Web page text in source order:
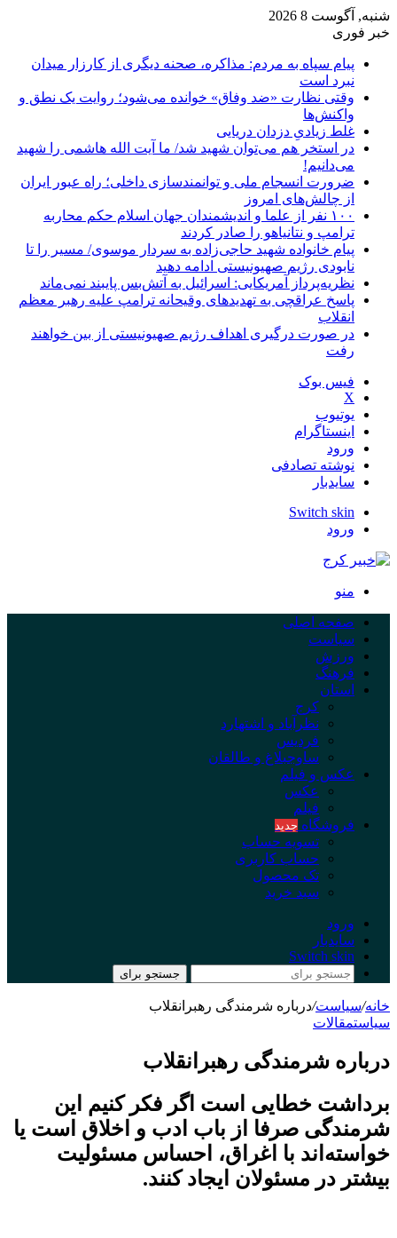
شنبه, آگوست 8 2026
خبر فوری
پیام سپاه به مردم: مذاکره، صحنه دیگری از کارزار میدان
نبرد است
وقتی نظارت «ضد وفاق» خوانده می‌شود؛ روایت یک نطق و
واکنش‌ها
غلط زیادیِ دزدان دریایی
در استخر هم می‌توان شهید شد/ ما آیت الله هاشمی را شهید
می‌دانیم!
ضرورت انسجام ملی و توانمندسازی داخلی؛ راه عبور ایران
از چالش‌های امروز
۱۰۰ نفر از علما و اندیشمندان جهان اسلام حکم محاربه
ترامپ و نتانیاهو را صادر کردند
پیام خانواده شهید حاجی‌زاده به سردار موسوی/ مسیر را تا
نابودی رژیم صهیونیستی ادامه دهید
نظریه‌پرداز آمریکایی: اسرائیل به آتش‌بس پایبند نمی‌ماند
پاسخ عراقچی به تهدیدهای وقیحانه ترامپ علیه رهبر معظم
انقلاب
در صورت درگیری اهداف رژیم صهیونیستی از بین خواهند
رفت
فیس بوک
X
یوتیوب
اینستاگرام
ورود
نوشته تصادفی
سایدبار
Switch skin
ورود
منو
صفحه اصلی
سیاست
ورزش
فرهنگ
استان
کرج
نظرآباد و اشتهارد
فردیس
ساوجبلاغ و طالقان
عکس و فیلم
عکس
فیلم
فروشگاه جدید
تسویه حساب
حساب کاربری
تک محصول
سبد خرید
ورود
سایدبار
Switch skin
جستجو برای
خانه/سیاست/درباره شرمندگی رهبرانقلاب
سیاستمقالات
درباره شرمندگی رهبرانقلاب
برداشت خطایی است اگر فکر کنیم این
شرمندگی صرفا از باب ادب و اخلاق است یا
خواسته‌اند با اغراق، احساس مسئولیت
بیشتر در مسئولان ایجاد کنند.